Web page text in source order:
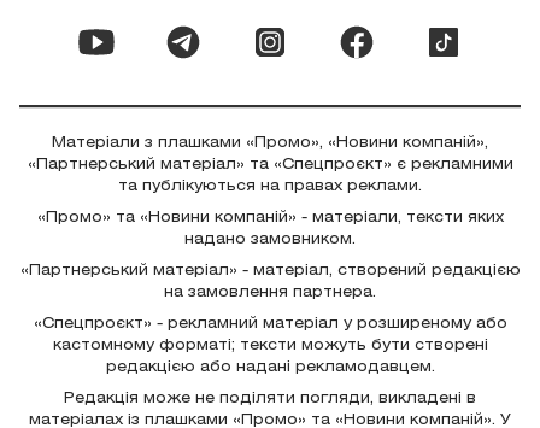
Матеріали з плашками «Промо», «Новини компаній»,
«Партнерський матеріал» та «Спецпроєкт» є рекламними
та публікуються на правах реклами.
«Промо» та «Новини компаній» - матеріали, тексти яких
надано замовником.
«Партнерський матеріал» - матеріал, створений редакцією
на замовлення партнера.
«Спецпроєкт» - рекламний матеріал у розширеному або
кастомному форматі; тексти можуть бути створені
редакцією або надані рекламодавцем.
Редакція може не поділяти погляди, викладені в
матеріалах із плашками «Промо» та «Новини компаній». У